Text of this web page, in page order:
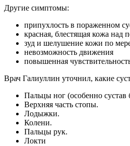
Другие симптомы:
припухлость в пораженном
красная, блестящая кожа над
зуд и шелушение кожи по
невозможность движения
повышенная
Врач Галиуллин уточнил, какие
Пальцы ног (особенно сустав
Верхняя часть стопы.
Лодыжки.
Колени.
Пальцы рук.
Локти